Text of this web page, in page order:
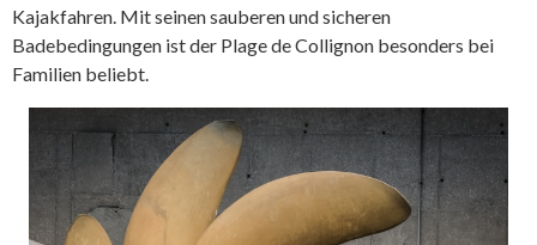
Kajakfahren. Mit seinen sauberen und sicheren
Badebedingungen ist der Plage de Collignon besonders bei
Familien beliebt.